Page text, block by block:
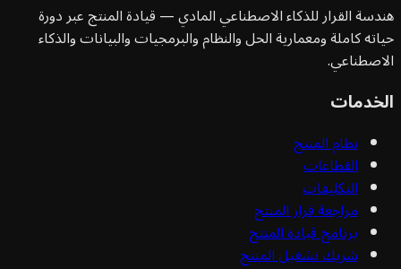
القرار للذكاء الاصطناعي المادي — قيادة المنتج عبر دورة
كاملة ومعمارية الحل والنظام والبرمجيات والبيانات والذكاء
نظام المنتج
القطاعات
التكليفات
مراجعة قرار المنتج
برنامج قيادة المنتج
شريك تشغيل المنتج